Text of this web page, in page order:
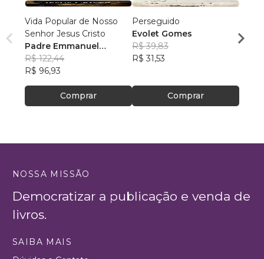
Vida Popular de Nosso
Senhor Jesus Cristo
Padre Emmanuel
Barbier
R$ 122,44
R$ 96,93
Comprar
Perseguido
Evolet Gomes
R$ 39,83
R$ 31,53
Comprar
R$
NOSSA MISSÃO
Democratizar a publicação e venda de
livros.
SAIBA MAIS